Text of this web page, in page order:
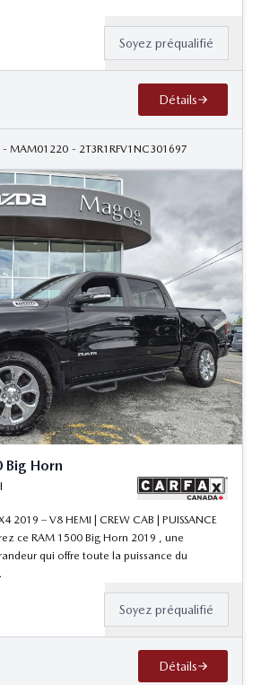
Soyez préqualifié
Détails
- MAM01220 - 2T3R1RFV1NC301697
Big Horn
2019 – V8 HEMI | CREW CAB | PUISSANCE
ce RAM 1500 Big Horn 2019 , une
qui offre toute la puissance du
Soyez préqualifié
Détails